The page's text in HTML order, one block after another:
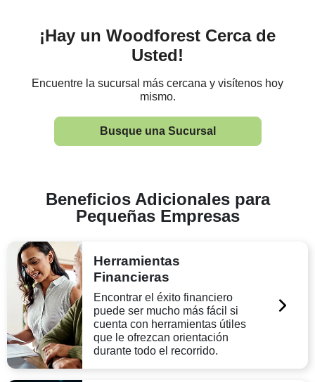
¡Hay un Woodforest Cerca de
Usted!
Encuentre la sucursal más cercana y visítenos hoy
mismo.
Busque una Sucursal
Beneficios Adicionales para
Pequeñas Empresas
Herramientas
Financieras
Encontrar el éxito financiero
puede ser mucho más fácil si
cuenta con herramientas útiles
que le ofrezcan orientación
durante todo el recorrido.